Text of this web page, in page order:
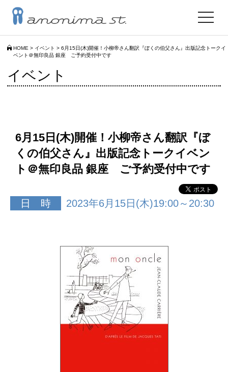
HOME > イベント > 6月15日(木)開催！小柳帝さん翻訳『ぼくの伯父さん』出版記念トークイ
ベント＠無印良品 銀座 ご予約受付中です
toggle
イベント
6月15日(木)開催！小柳帝さん翻訳『ぼ
くの伯父さん』出版記念トークイベン
ト＠無印良品 銀座 ご予約受付中です
日 時 2023年6月15日(木)19:00～20:30